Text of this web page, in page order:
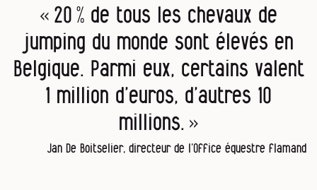
« 20 % de tous les chevaux de
jumping du monde sont élevés en
Belgique. Parmi eux, certains valent
1 million d’euros, d’autres 10
millions. »
Jan De Boitselier, directeur de l’Office équestre flamand